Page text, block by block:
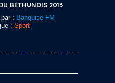
BÉTHUNOIS 2013
par : Banquise FM
: Sport